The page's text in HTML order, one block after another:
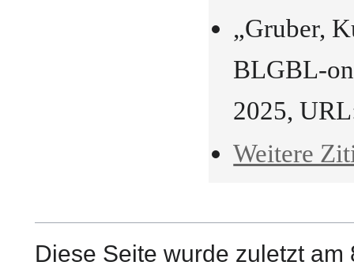
„Gruber,
BLGBL-
2025,
Weitere
Diese Seite wurde zuletzt